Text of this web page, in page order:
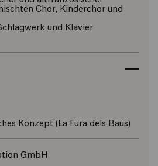
Chor, Kinderchor und
und Klavier
Konzept (La Fura dels Baus)
GmbH